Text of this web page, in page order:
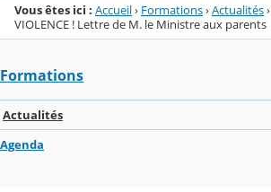
Vous êtes ici : Accueil› Formations›Actualités›
VIOLENCE ! Lettre de M. le Ministre aux parents
Formations
Actualités
Agenda